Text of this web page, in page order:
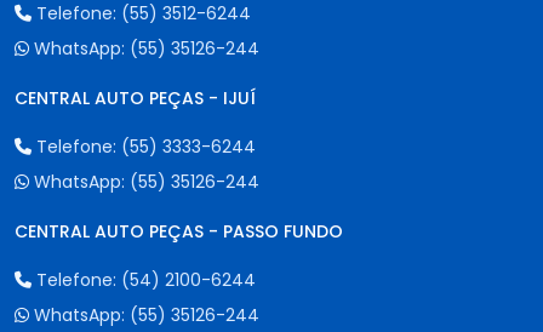
Telefone: (55) 3512-6244
WhatsApp: (55) 35126-244
CENTRAL AUTO PEÇAS - IJUÍ
Telefone: (55) 3333-6244
WhatsApp: (55) 35126-244
CENTRAL AUTO PEÇAS - PASSO FUNDO
Telefone: (54) 2100-6244
WhatsApp: (55) 35126-244